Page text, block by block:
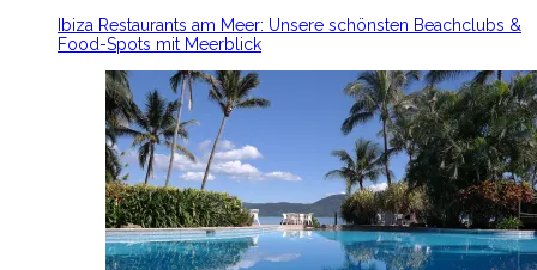
Ibiza Restaurants am Meer: Unsere schönsten Beachclubs &
Food-Spots mit Meerblick